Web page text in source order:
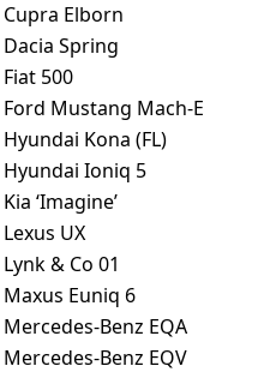
Cupra Elborn
Dacia Spring
Fiat 500
Ford Mustang Mach-E
Hyundai Kona (FL)
Hyundai Ioniq 5
Kia ‘Imagine’
Lexus UX
Lynk & Co 01
Maxus Euniq 6
Mercedes-Benz EQA
Mercedes-Benz EQV